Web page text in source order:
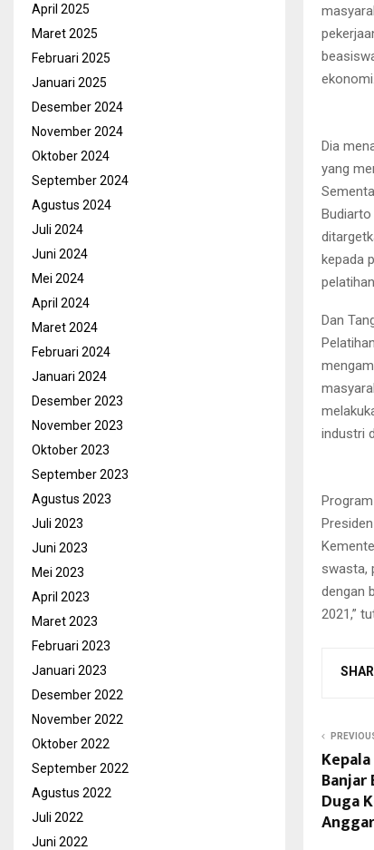
ekonomi.
Dia
yang
kepada
Dan
industri
swasta,
dengan
2021,”
Banjar
Duga
April 2025
Maret 2025
Februari 2025
Januari 2025
Desember 2024
November 2024
Oktober 2024
September 2024
Agustus 2024
Juli 2024
Juni 2024
Mei 2024
April 2024
Maret 2024
Februari 2024
Januari 2024
Desember 2023
November 2023
Oktober 2023
September 2023
Agustus 2023
Juli 2023
Juni 2023
Mei 2023
April 2023
Maret 2023
Februari 2023
Januari 2023
Desember 2022
November 2022
Oktober 2022
September 2022
Agustus 2022
Juli 2022
Juni 2022